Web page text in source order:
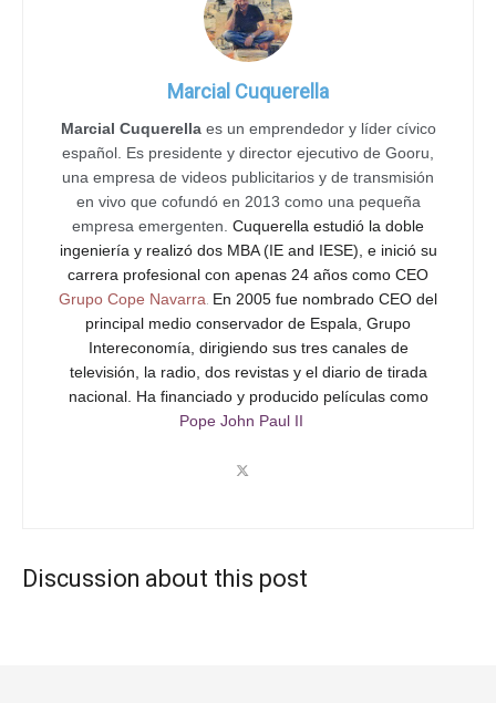
presidente, o sea para investigarle a él. Qué envidia eh?,
ahí la fiscalía no depende de Sánchez.
El 9 de mayo de 2017, el presidente Donald Trump
estado dirigiendo una investigación sobre los vínculos
entre él mismo y Rusia. Lógico, al ser ese un puesto de
confianza y mucho no podía confiar en él, visto lo visto.
Ocho días después de la destitución de Comey, el
entonces Fiscal General Rod Rosenstein (demócrata)
nombró a Mueller (este no es Durnham) para ordenar al
otra investigación sobre la posible interferencia rusa
en las elecciones de 2016, y los vínculos entre Trump y
vínculos y coordinación entre Donald Trump y el gobierno
Marcial Cuquerella
Marcial Cuquerellaes un emprendedor y líder cívico
español. Es presidente y director ejecutivo de Gooru,
una empresa de videos publicitarios y de transmisión
en vivo que cofundó en 2013 como una pequeña
empresa emergenten. Cuquerella estudió la doble
ingeniería y realizó dos MBA (IE and IESE), e inició su
carrera profesional con apenas 24 años como CEO
Grupo Cope Navarra En 2005 fue nombrado CEO del
principal medio conservador de Espala, Grupo
Intereconomía, dirigiendo sus tres canales de
televisión, la radio, dos revistas y el diario de tirada
nacional. Ha financiado y producido películas como
Pope John Paul II
Discussion about this post